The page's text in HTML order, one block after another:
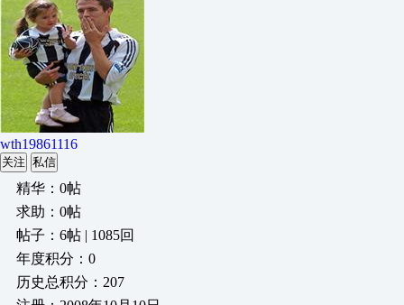
wth19861116
关注 私信
精华：0帖
求助：0帖
帖子：6帖 | 1085回
年度积分：0
历史总积分：207